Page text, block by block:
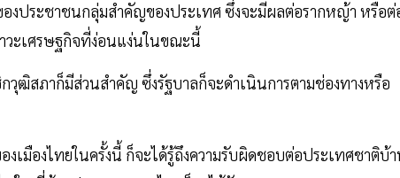
ประชาชนกลุ่มสำคัญของประเทศ ซึ่งจะมีผลต่อรากหญ้า หรือต่
ะเศรษฐกิจที่ง่อนแง่นในขณะนี้
ฒิสภาก็มีส่วนสำคัญ ซึ่งรัฐบาลก็จะดำเนินการตามช่องทางหรือ
มืองไทยในครั้งนี้ ก็จะได้รู้ถึงความรับผิดชอบต่อประเทศชาติบ้